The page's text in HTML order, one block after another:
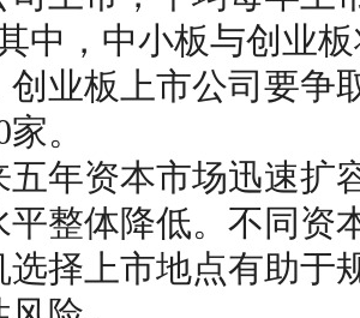
中，中小板与创业
创业板上市公司要争
。
资本市场迅速扩
平整体降低。不同资
选择上市地点有助于